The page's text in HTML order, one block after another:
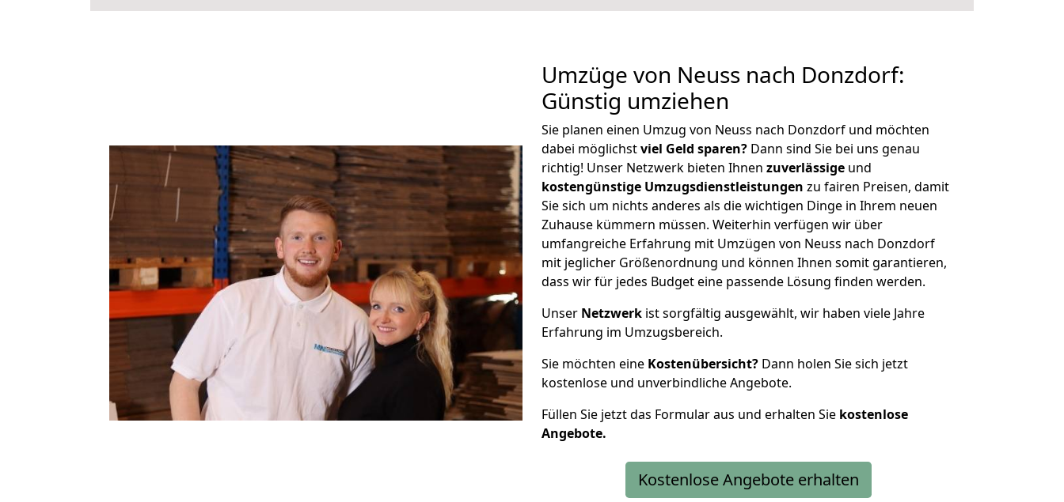
Umzüge von Neuss nach Donzdorf:
Günstig umziehen
Sie planen einen Umzug von Neuss nach Donzdorf und möchten
dabei möglichstviel Geld sparen? Dann sind Sie bei uns genau
richtig! Unser Netzwerk bieten Ihnen zuverlässige und
kostengünstige Umzugsdienstleistungen zu fairen Preisen, damit
Sie sich um nichts anderes als die wichtigen Dinge in Ihrem neuen
Zuhause kümmern müssen. Weiterhin verfügen wir über
umfangreiche Erfahrung mit Umzügen von Neuss nach Donzdorf
mit jeglicher Größenordnung und können Ihnen somit garantieren,
dass wir für jedes Budget eine passende Lösung finden werden.
Unser Netzwerk ist sorgfältig ausgewählt, wir haben viele Jahre
Erfahrung im Umzugsbereich.
Sie möchten eine Kostenübersicht? Dann holen Sie sich jetzt
kostenlose und unverbindliche Angebote.
Füllen Sie jetzt das Formular aus und erhalten Sie kostenlose
Angebote.
Kostenlose Angebote erhalten